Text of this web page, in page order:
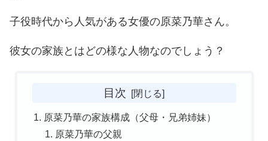
子役時代から人気がある女優の原菜乃華さん。
彼女の家族とはどの様な人物なのでしょう？
目次
原菜乃華の家族構成（父母・兄弟姉妹）
原菜乃華の父親